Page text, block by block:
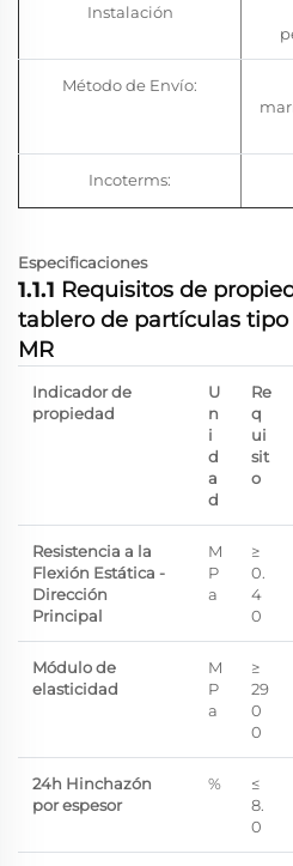
Instalación
Método de Envío:
Incoterms:
Especificaciones
1.1.1 Requisitos de
tablero de partículas
MR
Indicador de
propiedad
U
n
i
d
a
d
Re
q
ui
sit
o
Resistencia a la
Flexión Estática -
Dirección
Principal
M
P
a
≥
0.
4
0
Módulo de
elasticidad
M
P
a
≥
29
0
0
24h Hinchazón
por espesor
%
≤
8.
0